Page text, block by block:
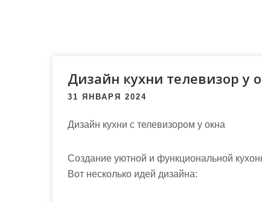
Дизайн кухни телевизор у
31 ЯНВАРЯ 2024
Дизайн кухни с телевизором у окна
Создание уютной и функциональной
Вот несколько идей дизайна: